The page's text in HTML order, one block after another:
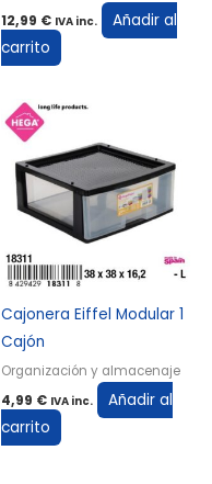
12,99 € IVA inc.
Añadir al
carrito
Cajonera Eiffel Modular 1
Cajón
Organización y almacenaje
4,99 € IVA inc.
Añadir al
carrito